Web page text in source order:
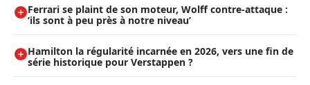
Ferrari se plaint de son moteur, Wolff contre-attaque :
’ils sont à peu près à notre niveau’
Hamilton la régularité incarnée en 2026, vers une fin de
série historique pour Verstappen ?